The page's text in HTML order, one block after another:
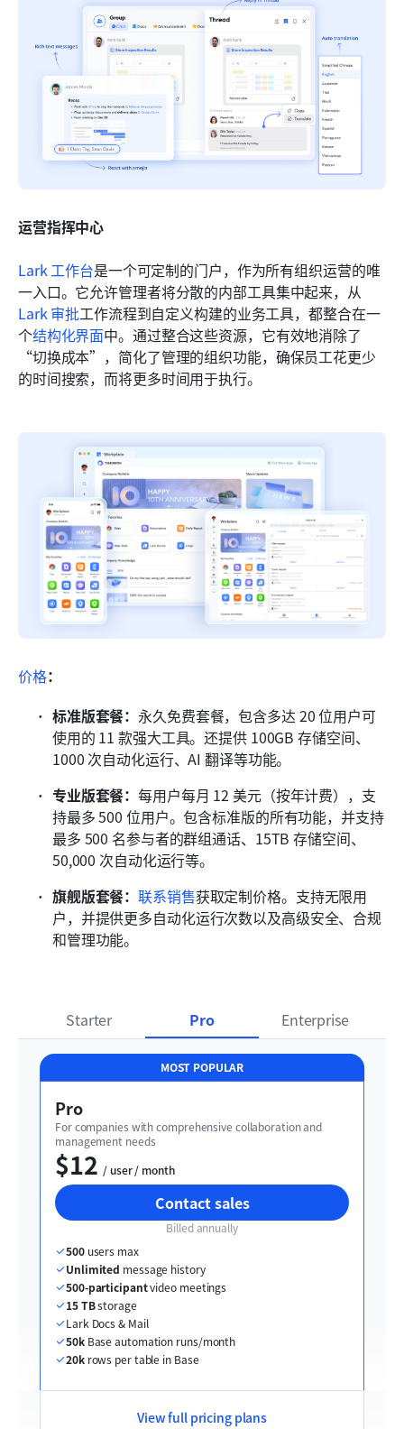
运营指挥中心
Lark 工作台是一个可定制的门户，作为所有组织运营的唯
一入口。它允许管理者将分散的内部工具集中起来，从
Lark 审批工作流程到自定义构建的业务工具，都整合在一
个结构化界面中。通过整合这些资源，它有效地消除了
“切换成本”，简化了管理的组织功能，确保员工花更少
的时间搜索，而将更多时间用于执行。
价格：
标准版套餐： 永久免费套餐，包含多达 20 位用户可
使用的 11 款强大工具。还提供 100GB 存储空间、
1000 次自动化运行、AI 翻译等功能。
专业版套餐：每用户每月 12 美元（按年计费），支
持最多 500 位用户。包含标准版的所有功能，并支持
最多 500 名参与者的群组通话、15TB 存储空间、
50,000 次自动化运行等。
旗舰版套餐：联系销售获取定制价格。支持无限用
户，并提供更多自动化运行次数以及高级安全、合规
和管理功能。
Starter Pro Enterprise
MOST POPULAR
Pro
For companies with comprehensive collaboration and
management needs
$12
  / user / month
Contact sales
Billed annually
500 users max
Unlimited message history
500-participant video meetings
15 TB storage
Lark Docs & Mail
50k Base automation runs/month
20k rows per table in Base
View full pricing plans